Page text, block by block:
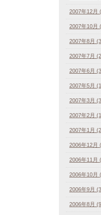
2007年12月
2007年10月
2007年8月
2007年7月
2007年6月
2007年5月
2007年3月
2007年2月
2007年1月
2006年12月
2006年11月
2006年10月
2006年9月
2006年8月